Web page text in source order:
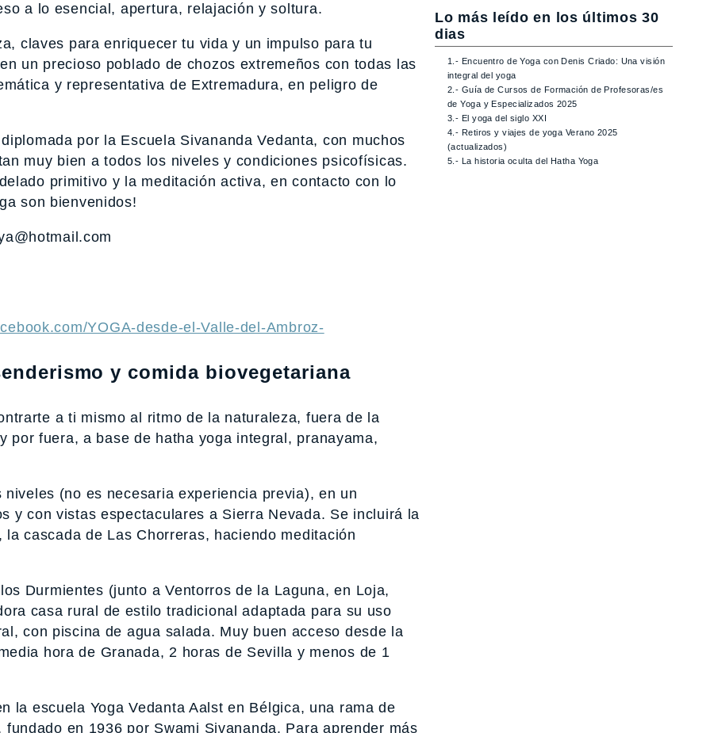
a lo esencial, apertura, relajación y soltura.
claves para enriquecer tu vida y un impulso para tu
un precioso poblado de chozos extremeños con todas las
y representativa de Extremadura, en peligro de
por la Escuela Sivananda Vedanta, con muchos
muy bien a todos los niveles y condiciones psicofísicas.
primitivo y la meditación activa, en contacto con lo
son bienvenidos!
YOGA-desde-el-Valle-del-Ambroz-
y comida biovegetariana
a ti mismo al ritmo de la naturaleza, fuera de la
por fuera, a base de hatha yoga integral, pranayama,
(no es necesaria experiencia previa), en un
y con vistas espectaculares a Sierra Nevada. Se incluirá la
cascada de Las Chorreras, haciendo meditación
Durmientes (junto a Ventorros de la Laguna, en Loja,
casa rural de estilo tradicional adaptada para su uso
con piscina de agua salada. Muy buen acceso desde la
hora de Granada, 2 horas de Sevilla y menos de 1
la escuela Yoga Vedanta Aalst en Bélgica, una rama de
en 1936 por Swami Sivananda. Para aprender más
Lo más leído en los últimos 30
dias
1.- Encuentro de Yoga con Denis Criado: Una visión
integral del yoga
2.- Guía de Cursos de Formación de Profesoras/es
de Yoga y Especializados 2025
3.- El yoga del siglo XXI
4.- Retiros y viajes de yoga Verano 2025
(actualizados)
5.- La historia oculta del Hatha Yoga